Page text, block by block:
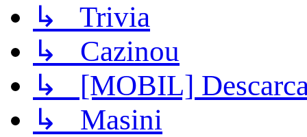
↳ Trivia
↳ Cazinou
↳ [MOBIL]
↳ Masini